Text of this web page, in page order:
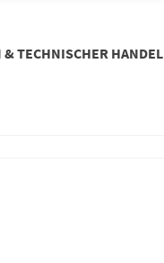
TECHNISCHER HANDEL